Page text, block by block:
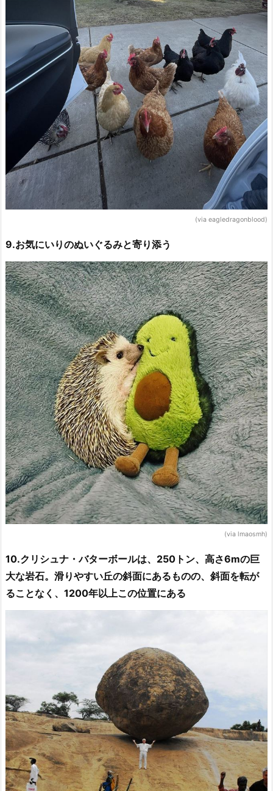
(via eagledragonblood)
9.お気にいりのぬいぐるみと寄り添う
(via lmaosmh)
10.クリシュナ・バターボールは、250トン、高さ6mの巨
大な岩石。滑りやすい丘の斜面にあるものの、斜面を転が
ることなく、1200年以上この位置にある